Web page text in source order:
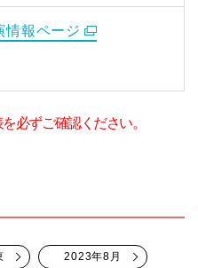
情報ページ
必ずご確認ください。
2023年8月